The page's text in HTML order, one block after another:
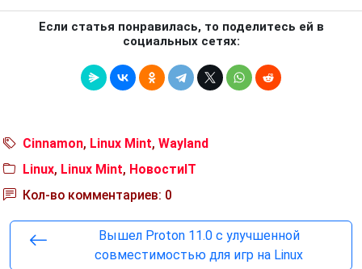
Если статья понравилась, то поделитесь ей в
социальных сетях:
Cinnamon, Linux Mint, Wayland
Linux, Linux Mint, НовостиIT
Кол-во комментариев: 0
Вышел Proton 11.0 с улучшенной
совместимостью для игр на Linux